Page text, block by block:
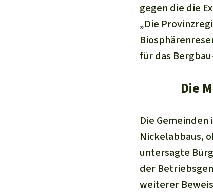
gegen die die
„Die
für das
Die
Die
Nickelabbaus,
untersagte
der
weiterer